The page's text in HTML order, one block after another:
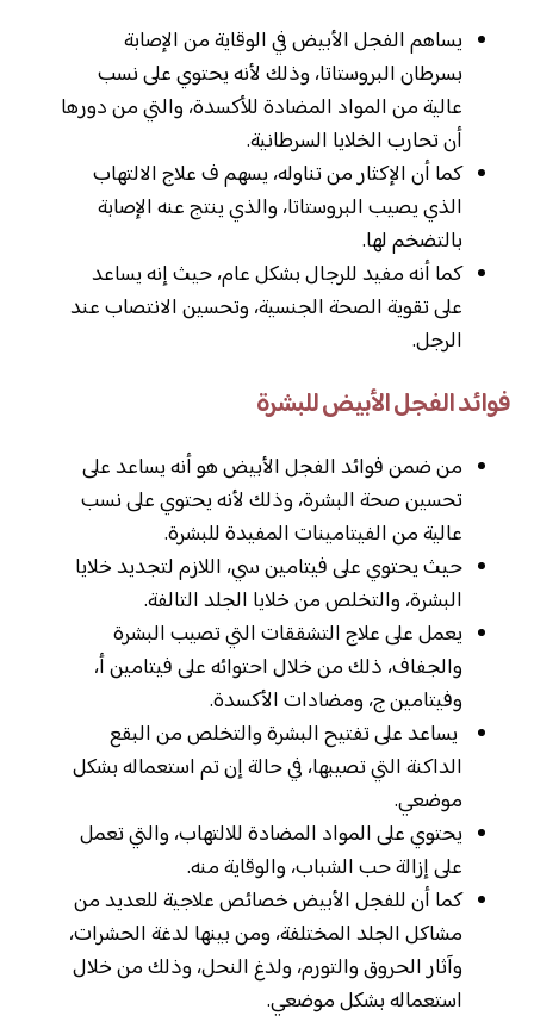
يساهم الفجل الأبيض في الوقاية من الإصابة
بسرطان البروستاتا، وذلك لأنه يحتوي على نسب
عالية من المواد المضادة للأكسدة، والتي من دورها
أن تحارب الخلايا السرطانية.
كما أن الإكثار من تناوله، يسهم ف علاج الالتهاب
الذي يصيب البروستاتا، والذي ينتج عنه الإصابة
بالتضخم لها.
كما أنه مفيد للرجال بشكل عام، حيث إنه يساعد
على تقوية الصحة الجنسية، وتحسين الانتصاب عند
الرجل.
فوائد الفجل الأبيض للبشرة
من ضمن فوائد الفجل الأبيض هو أنه يساعد على
تحسين صحة البشرة، وذلك لأنه يحتوي على نسب
عالية من الفيتامينات المفيدة للبشرة.
حيث يحتوي على فيتامين سي، اللازم لتجديد خلايا
البشرة، والتخلص من خلايا الجلد التالفة.
يعمل على علاج التشققات التي تصيب البشرة
والجفاف، ذلك من خلال احتوائه على فيتامين أ،
وفيتامين ج، ومضادات الأكسدة.
يساعد على تفتيح البشرة والتخلص من البقع
الداكنة التي تصيبها، في حالة إن تم استعماله بشكل
موضعي.
يحتوي على المواد المضادة للالتهاب، والتي تعمل
على إزالة حب الشباب، والوقاية منه.
كما أن للفجل الأبيض خصائص علاجية للعديد من
مشاكل الجلد المختلفة، ومن بينها لدغة الحشرات،
وآثار الحروق والتورم، ولدغ النحل، وذلك من خلال
استعماله بشكل موضعي.